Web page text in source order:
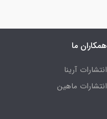
همکاران ما
انتشارات آرینا
انتشارات ماهین